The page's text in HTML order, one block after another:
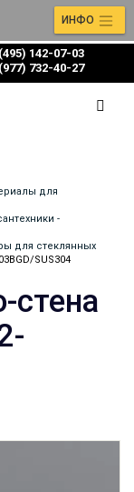
142-07-03
732-40-27
ИНФО
для
-
для стеклянных
SUS304
стена